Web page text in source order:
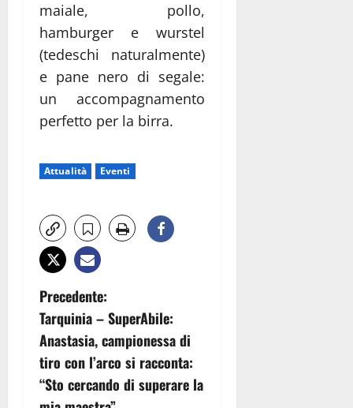
maiale, pollo,
hamburger e wurstel
(tedeschi naturalmente)
e pane nero di segale:
un accompagnamento
perfetto per la birra.
Attualità Eventi
N
a
v
i
Precedente:
Tarquinia – SuperAbile:
Anastasia, campionessa di
tiro con l’arco si racconta:
“Sto cercando di superare la